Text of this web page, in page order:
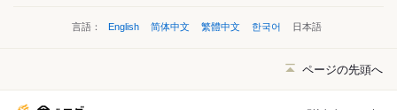
言語： English 简体中文 繁體中文 한국어 日本語
ページの先頭へ